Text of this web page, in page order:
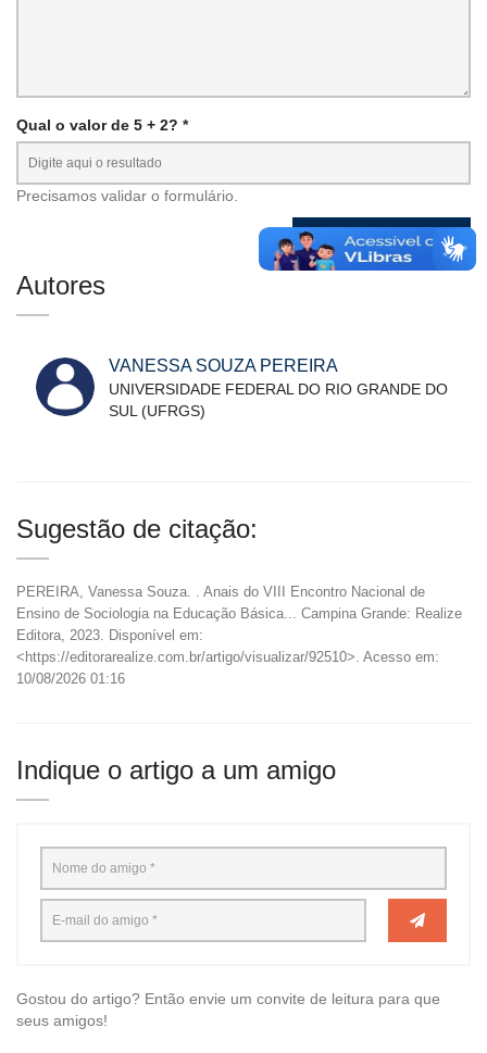
Qual o valor de 5 + 2? *
Precisamos validar o formulário.
Autores
VANESSA SOUZA PEREIRA
UNIVERSIDADE FEDERAL DO RIO GRANDE DO
SUL (UFRGS)
Sugestão de citação:
PEREIRA, Vanessa Souza.
. Anais do VIII Encontro Nacional de
Ensino de Sociologia na Educação Básica... Campina Grande: Realize
Editora, 2023. Disponível em:
<https://editorarealize.com.br/artigo/visualizar/92510>. Acesso em:
10/08/2026 01:16
Indique o artigo a um amigo
Gostou do artigo? Então envie um convite de leitura para que
seus amigos!